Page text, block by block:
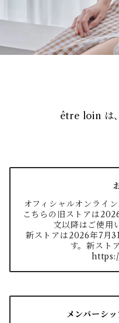
être loin は
オフィシャルオンライ
こちらの旧ストアは
文以降はご使用
新ストアは2026年7月
す。新スト
メンバーシ